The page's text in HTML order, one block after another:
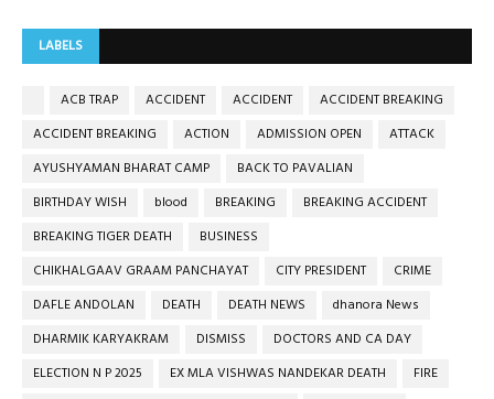
LABELS
ACB TRAP ACCIDENT ACCIDENT
ACCIDENT BREAKING
ACCIDENT BREAKING
ACTION ADMISSION OPEN
ATTACK
AYUSHYAMAN BHARAT CAMP
BACK TO PAVALIAN
BIRTHDAY WISH
blood BREAKING
BREAKING ACCIDENT
BREAKING TIGER DEATH
BUSINESS
CHIKHALGAAV GRAAM PANCHAYAT
CITY PRESIDENT
CRIME
DAFLE ANDOLAN
DEATH DEATH NEWS
dhanora News
DHARMIK KARYAKRAM
DISMISS
DOCTORS AND CA DAY
ELECTION N P 2025
EX MLA VISHWAS NANDEKAR DEATH
FIRE